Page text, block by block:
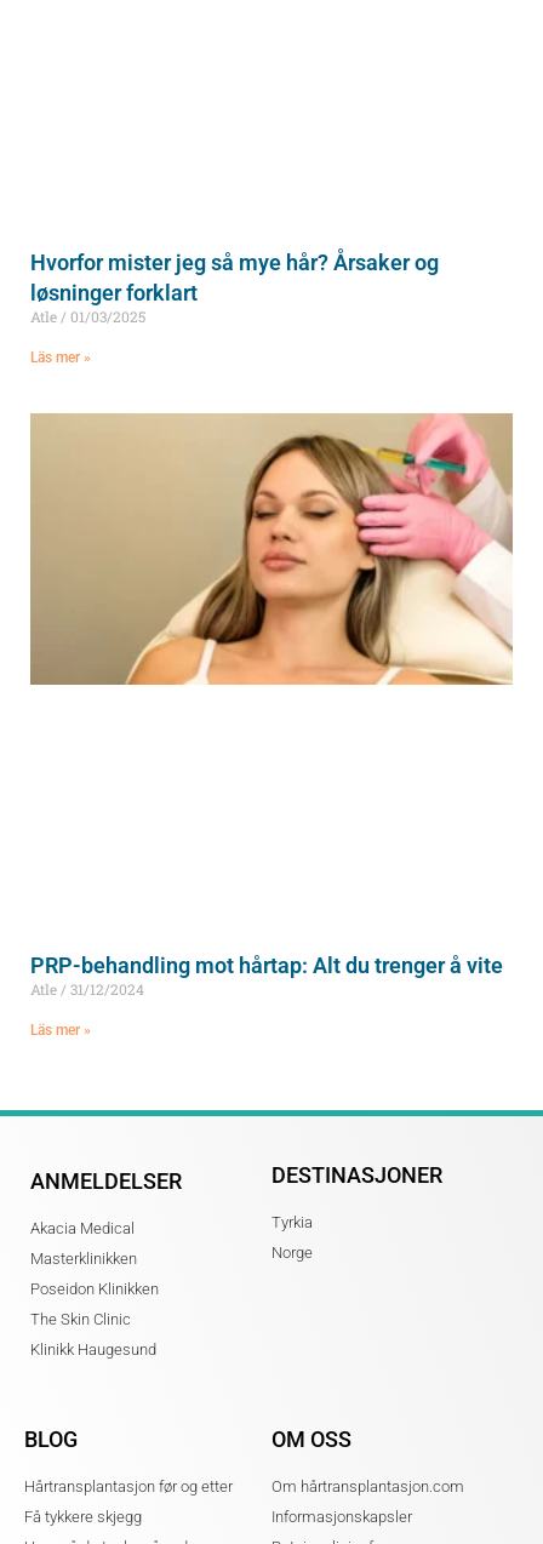
Hvorfor mister jeg så mye hår? Årsaker og
løsninger forklart
Atle 01/03/2025
Läs mer »
PRP-behandling mot hårtap: Alt du trenger å vite
Atle 31/12/2024
Läs mer »
ANMELDELSER
Akacia Medical
Masterklinikken
Poseidon Klinikken
The Skin Clinic
Klinikk Haugesund
DESTINASJONER
Tyrkia
Norge
BLOG
Hårtransplantasjon før og etter
Få tykkere skjegg
OM OSS
Om hårtransplantasjon.com
Informasjonskapsler